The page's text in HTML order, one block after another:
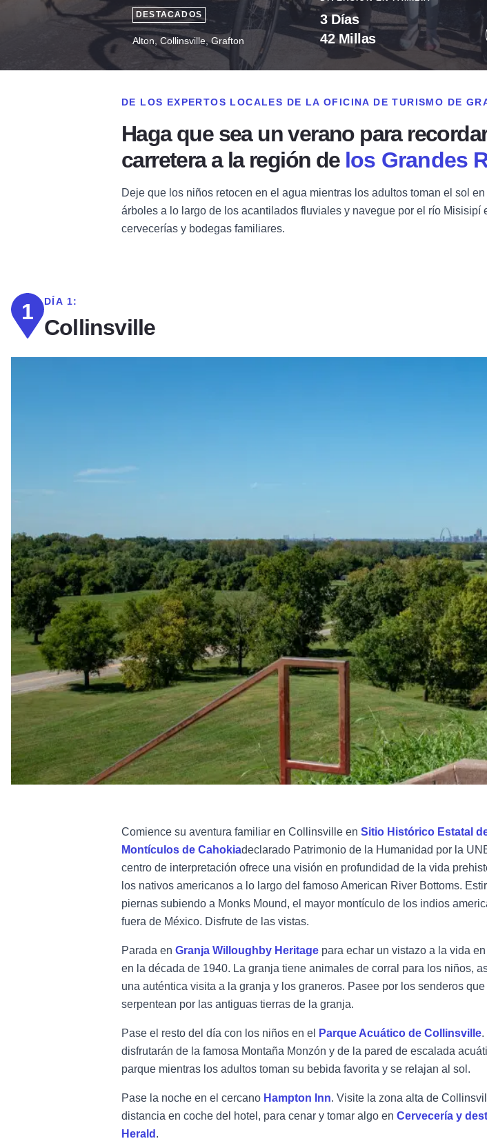
3 Días
42 Millas
DESTACADOS
Alton, Collinsville, Grafton
DE LOS EXPERTOS LOCALES DE LA OFICINA DE TURISMO DE
Haga que sea un verano para
carretera a la región de los Grandes
Deje que los niños retocen en el agua mientras los adultos toman el sol
árboles a lo largo de los acantilados fluviales y navegue por el río
cervecerías y bodegas familiares.
1 DÍA 1:
Collinsville
Comience su aventura familiar en Collinsville en Sitio Histórico Estatal
Montículos de Cahokiadeclarado Patrimonio de la Humanidad por la
centro de interpretación ofrece una visión en profundidad de la vida
los nativos americanos a lo largo del famoso American River Bottoms.
piernas subiendo a Monks Mound, el mayor montículo de los indios
fuera de México. Disfrute de las vistas.
Parada en Granja Willoughby Heritage para echar un vistazo a la vida
en la década de 1940. La granja tiene animales de corral para los niños,
una auténtica visita a la granja y los graneros. Pasee por los senderos que
serpentean por las antiguas tierras de la granja.
Pase el resto del día con los niños en el Parque Acuático de Collinsville.
disfrutarán de la famosa Montaña Monzón y de la pared de escalada
parque mientras los adultos toman su bebida favorita y se relajan al sol.
Pase la noche en el cercano Hampton Inn. Visite la zona alta de
distancia en coche del hotel, para cenar y tomar algo en Cervecería y
Herald .